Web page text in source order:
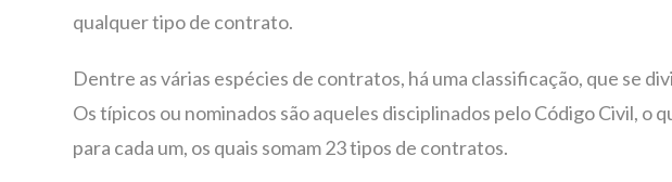
qualquer tipo de contrato.
Dentre as várias espécies de contratos, há uma classificação, que se
Os típicos ou nominados são aqueles disciplinados pelo Código Civil, o
para cada um, os quais somam 23 tipos de contratos.